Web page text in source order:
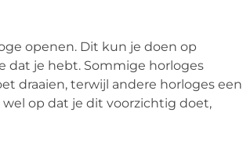
openen. Dit kun je doen op
dat je hebt. Sommige horloges
draaien, terwijl andere horloges een
op dat je dit voorzichtig doet,